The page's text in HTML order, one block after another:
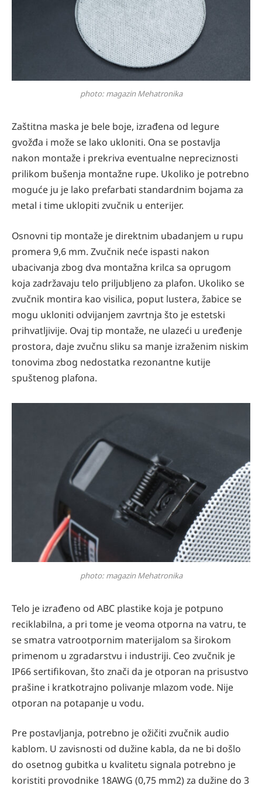
photo: magazin Mehatronika
Zaštitna maska je bele boje, izrađena od legure
gvožđa i može se lako ukloniti. Ona se postavlja
nakon montaže i prekriva eventualne nepreciznosti
prilikom bušenja montažne rupe. Ukoliko je potrebno
moguće ju je lako prefarbati standardnim bojama za
metal i time uklopiti zvučnik u enterijer.
Osnovni tip montaže je direktnim ubadanjem u rupu
promera 9,6 mm. Zvučnik neće ispasti nakon
ubacivanja zbog dva montažna krilca sa oprugom
koja zadržavaju telo priljubljeno za plafon. Ukoliko se
zvučnik montira kao visilica, poput lustera, žabice se
mogu ukloniti odvijanjem zavrtnja što je estetski
prihvatljivije. Ovaj tip montaže, ne ulazeći u uređenje
prostora, daje zvučnu sliku sa manje izraženim niskim
tonovima zbog nedostatka rezonantne kutije
spuštenog plafona.
photo: magazin Mehatronika
Telo je izrađeno od ABC plastike koja je potpuno
reciklabilna, a pri tome je veoma otporna na vatru, te
se smatra vatrootpornim materijalom sa širokom
primenom u zgradarstvu i industriji. Ceo zvučnik je
IP66 sertifikovan, što znači da je otporan na prisustvo
prašine i kratkotrajno polivanje mlazom vode. Nije
otporan na potapanje u vodu.
Pre postavljanja, potrebno je ožičiti zvučnik audio
kablom. U zavisnosti od dužine kabla, da ne bi došlo
do osetnog gubitka u kvalitetu signala potrebno je
koristiti provodnike 18AWG (0,75 mm2) za dužine do 3